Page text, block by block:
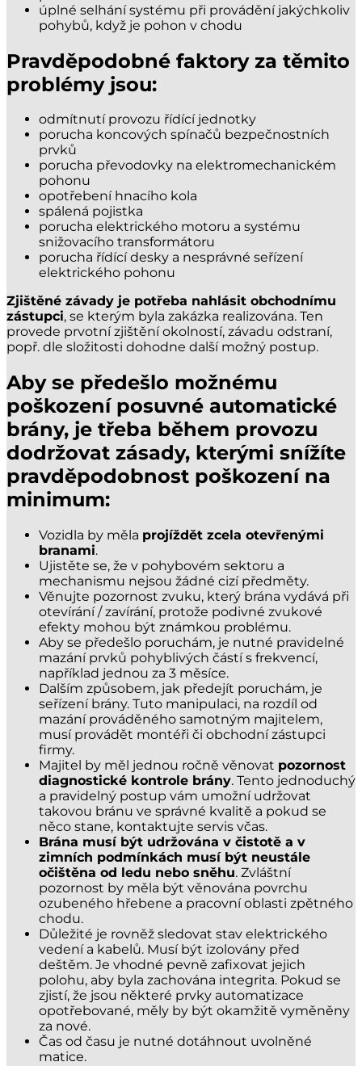
úplné selhání systému při provádění jakýchkoliv
pohybů, když je pohon v chodu
Pravděpodobné faktory za těmito
problémy jsou:
odmítnutí provozu řídící jednotky
porucha koncových spínačů bezpečnostních
prvků
porucha převodovky na elektromechanickém
pohonu
opotřebení hnacího kola
spálená pojistka
porucha elektrického motoru a systému
snižovacího transformátoru
porucha řídící desky a nesprávné seřízení
elektrického pohonu
Zjištěné závady je potřeba nahlásit obchodnímu
zástupci, se kterým byla zakázka realizována. Ten
provede prvotní zjištění okolností, závadu odstraní,
popř. dle složitosti dohodne další možný postup.
Aby se předešlo možnému
poškození posuvné automatické
brány, je třeba během provozu
dodržovat zásady, kterými snížíte
pravděpodobnost poškození na
minimum:
Vozidla by měla projíždět zcela otevřenými
branami.
Ujistěte se, že v pohybovém sektoru a
mechanismu nejsou žádné cizí předměty.
Věnujte pozornost zvuku, který brána vydává při
otevírání / zavírání, protože podivné zvukové
efekty mohou být známkou problému.
Aby se předešlo poruchám, je nutné pravidelné
mazání prvků pohyblivých částí s frekvencí,
například jednou za 3 měsíce.
Dalším způsobem, jak předejít poruchám, je
seřízení brány. Tuto manipulaci, na rozdíl od
mazání prováděného samotným majitelem,
musí provádět montéři či obchodní zástupci
firmy.
Majitel by měl jednou ročně věnovat pozornost
diagnostické kontrole brány. Tento jednoduchý
a pravidelný postup vám umožní udržovat
takovou bránu ve správné kvalitě a pokud se
něco stane, kontaktujte servis včas.
Brána musí být udržována v čistotě a v
zimních podmínkách musí být neustále
očištěna od ledu nebo sněhu. Zvláštní
pozornost by měla být věnována povrchu
ozubeného hřebene a pracovní oblasti zpětného
chodu.
Důležité je rovněž sledovat stav elektrického
vedení a kabelů. Musí být izolovány před
deštěm. Je vhodné pevně zafixovat jejich
polohu, aby byla zachována integrita. Pokud se
zjistí, že jsou některé prvky automatizace
opotřebované, měly by být okamžitě vyměněny
za nové.
Čas od času je nutné dotáhnout uvolněné
matice.